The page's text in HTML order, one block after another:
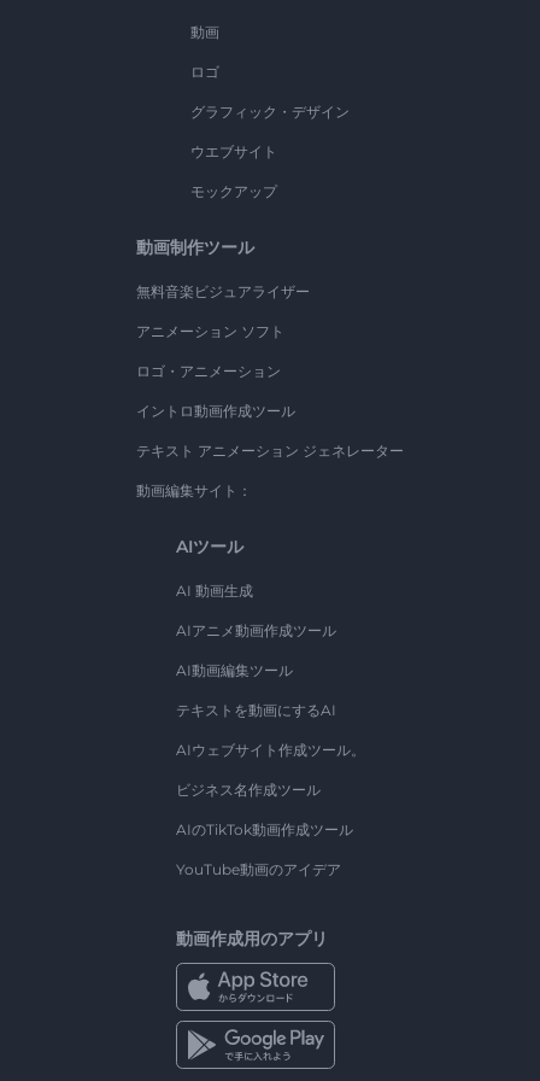
動画
ロゴ
グラフィック・デザイン
ウエブサイト
モックアップ
動画制作ツール
無料音楽ビジュアライザー
アニメーション ソフト
ロゴ・アニメーション
イントロ動画作成ツール
テキスト アニメーション ジェネレーター
動画編集サイト：
AIツール
AI 動画生成
AIアニメ動画作成ツール
AI動画編集ツール
テキストを動画にするAI
AIウェブサイト作成ツール。
ビジネス名作成ツール
AIのTikTok動画作成ツール
YouTube動画のアイデア
動画作成用のアプリ